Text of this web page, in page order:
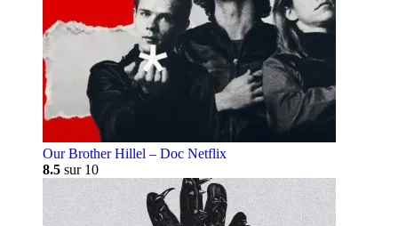
Our Brother Hillel – Doc Netflix
8.5 sur 10